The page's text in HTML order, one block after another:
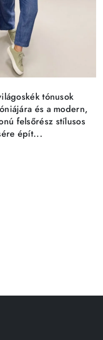
tónusok
és a modern,
felsőrész stílusos
épít...